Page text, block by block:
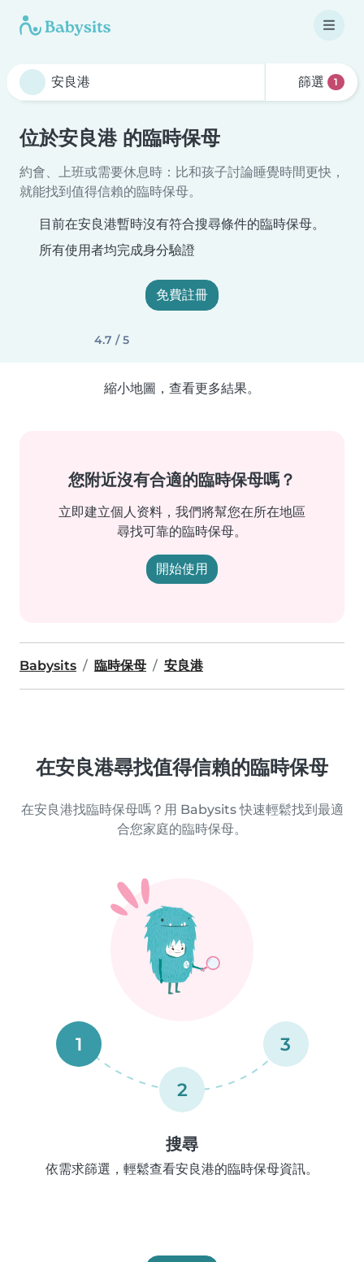
篩選 1
位於安良港 的臨時保母
約會、上班或需要休息時：比和孩子討論睡覺時間更快，
就能找到值得信賴的臨時保母。
目前在安良港暫時沒有符合搜尋條件的臨時保母。
所有使用者均完成身分驗證
免費註冊
4.7 / 5
縮小地圖，查看更多結果。
您附近沒有合適的臨時保母嗎？
立即建立個人资料，我們將幫您在所在地區
尋找可靠的臨時保母。
開始使用
Babysits 臨時保母 安良港
在安良港尋找值得信賴的臨時保母
在安良港找臨時保母嗎？用 Babysits 快速輕鬆找到最適
合您家庭的臨時保母。
1
2
3
搜尋
依需求篩選，輕鬆查看安良港的臨時保母資訊。